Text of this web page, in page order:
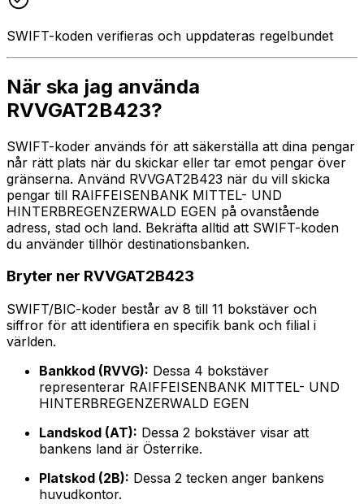
SWIFT-koden verifieras och uppdateras regelbundet
När ska jag använda
RVVGAT2B423?
SWIFT-koder används för att säkerställa att dina pengar
når rätt plats när du skickar eller tar emot pengar över
gränserna. Använd RVVGAT2B423 när du vill skicka
pengar till RAIFFEISENBANK MITTEL- UND
HINTERBREGENZERWALD EGEN på ovanstående
adress, stad och land. Bekräfta alltid att SWIFT-koden
du använder tillhör destinationsbanken.
Bryter ner RVVGAT2B423
SWIFT/BIC-koder består av 8 till 11 bokstäver och
siffror för att identifiera en specifik bank och filial i
världen.
Bankkod (RVVG): Dessa 4 bokstäver
representerar RAIFFEISENBANK MITTEL- UND
HINTERBREGENZERWALD EGEN
Landskod (AT): Dessa 2 bokstäver visar att
bankens land är Österrike.
Platskod (2B): Dessa 2 tecken anger bankens
huvudkontor.